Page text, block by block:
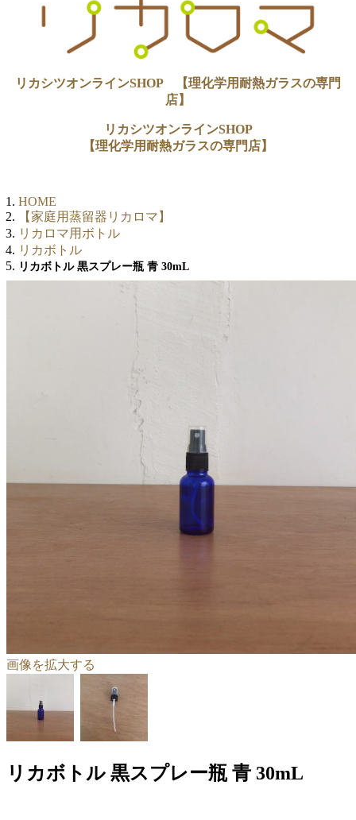
リカシツオンラインSHOP 【理化学用耐熱ガラスの専門
店】
リカシツオンラインSHOP
【理化学用耐熱ガラスの専門店】
HOME
【家庭用蒸留器リカロマ】
リカロマ用ボトル
リカボトル
リカボトル 黒スプレー瓶 青 30mL
画像を拡大する
リカボトル 黒スプレー瓶 青 30mL